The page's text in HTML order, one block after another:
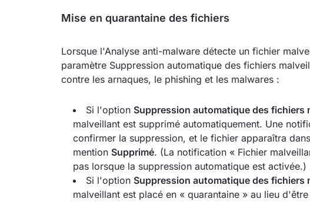
Mise en quarantaine des fichiers
Lorsque l'Analyse anti-malware détecte un fichier
paramètre Suppression automatique des fichiers
contre les arnaques, le phishing et les malwares :
Si l'option Suppression automatique des fichiers
malveillant est supprimé automatiquement. Une
confirmer la suppression, et le fichier apparaîtra
mention Supprimé. (La notification « Fichier
pas lorsque la suppression automatique est activée.)
Si l'option Suppression automatique des fichiers
malveillant est placé en « quarantaine » au lieu